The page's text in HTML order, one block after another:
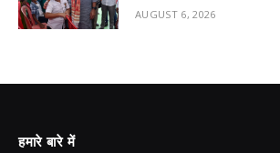
AUGUST 6, 2026
हमारे बारे में